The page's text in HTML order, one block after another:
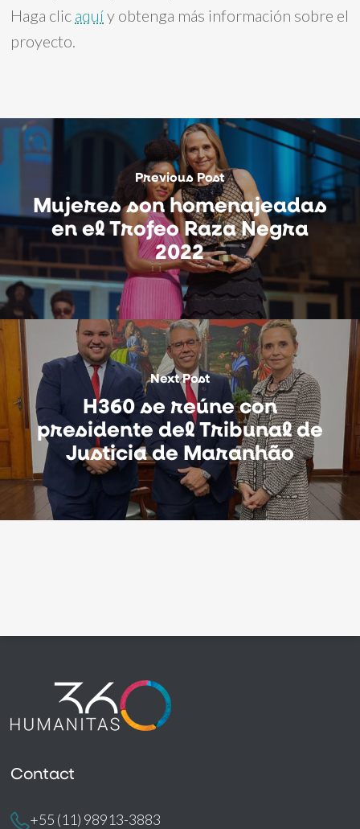
Haga clic aquíy obtenga más información sobre el
proyecto.
Previous Post
Mujeres son homenajeadas
en el Trofeo Raza Negra
2022
Next Post
H360 se reúne con
presidente del Tribunal de
Justicia de Maranhão
Contact
+55 (11) 98913-3883